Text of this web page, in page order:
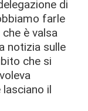
di
farle
è valsa
notizia sulle
che si
il